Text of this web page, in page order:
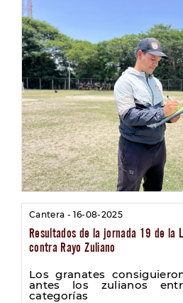
Cantera - 16-08-2025
Resultados de la jornada 19 de la
contra Rayo Zuliano
Los granates
antes los zulianos
categorías